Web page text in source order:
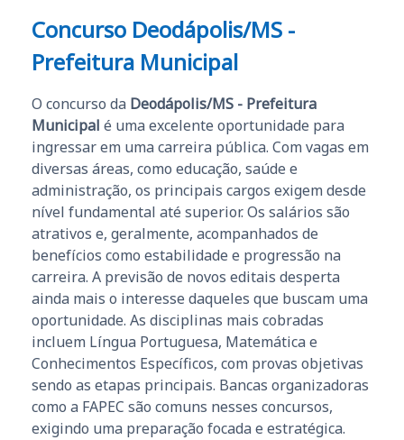
Concurso Deodápolis/MS -
Prefeitura Municipal
O concurso da Deodápolis/MS - Prefeitura
Municipal é uma excelente oportunidade para
ingressar em uma carreira pública. Com vagas em
diversas áreas, como educação, saúde e
administração, os principais cargos exigem desde
nível fundamental até superior. Os salários são
atrativos e, geralmente, acompanhados de
benefícios como estabilidade e progressão na
carreira. A previsão de novos editais desperta
ainda mais o interesse daqueles que buscam uma
oportunidade. As disciplinas mais cobradas
incluem Língua Portuguesa, Matemática e
Conhecimentos Específicos, com provas objetivas
sendo as etapas principais. Bancas organizadoras
como a FAPEC são comuns nesses concursos,
exigindo uma preparação focada e estratégica.